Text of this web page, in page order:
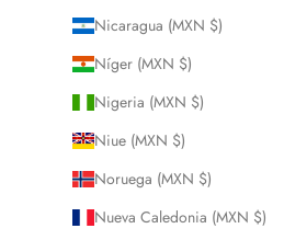
Nicaragua (MXN $)
Níger (MXN $)
Nigeria (MXN $)
Niue (MXN $)
Noruega (MXN $)
Nueva Caledonia (MXN $)